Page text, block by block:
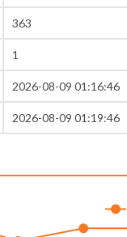
363
1
2026-08-09 01:16:46
2026-08-09 01:19:46